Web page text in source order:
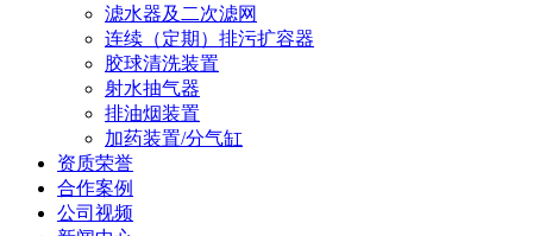
滤水器及二次滤网
连续（定期）排污扩容器
胶球清洗装置
射水抽气器
排油烟装置
加药装置/分气缸
资质荣誉
合作案例
公司视频